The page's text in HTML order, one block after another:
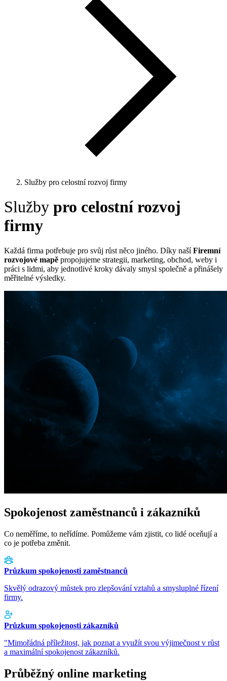
Služby pro celostní rozvoj firmy
Služby pro celostní rozvoj
firmy
Každá firma potřebuje pro svůj růst něco jiného. Díky našíFiremní
rozvojové mapě propojujeme strategii, marketing, obchod, weby i
práci s lidmi, aby jednotlivé kroky dávaly smysl společně a přinášely
měřitelné výsledky.
Spokojenost zaměstnanců i zákazníků
Co neměříme, to neřídíme. Pomůžeme vám zjistit, co lidé oceňují a
co je potřeba změnit.
Průzkum spokojenosti zaměstnanců
Skvělý odrazový můstek pro zlepšování vztahů a smysluplné řízení
firmy.
Průzkum spokojenosti zákazníků
"Mimořádná příležitost, jak poznat a využít svou výjimečnost v růst
a maximální spokojenost zákazníků.
Průběžný online marketing